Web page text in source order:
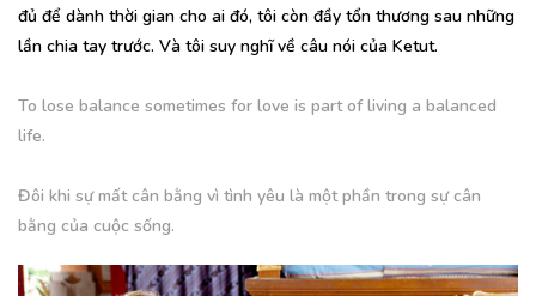
đủ để dành thời gian cho ai đó, tôi còn đầy tổn thương sau những
lần chia tay trước. Và tôi suy nghĩ về câu nói của Ketut.
To lose balance sometimes for love is part of living a balanced
life.
Đôi khi sự mất cân bằng vì tình yêu là một phần trong sự cân
bằng của cuộc sống.